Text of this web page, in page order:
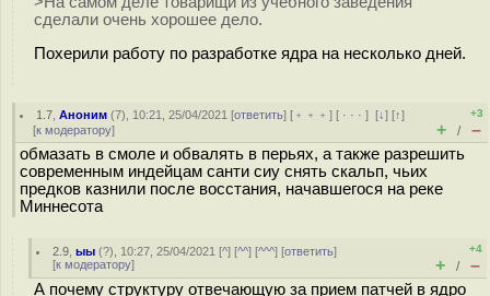
сделали очень хорошее дело.
Похерили работу по разработке ядра на несколько дней.
1.7 ,Аноним (7), 10:21, 25/04/2021 [ответить] [ ﹢﹢﹢] [ · · ·][↓] [↑]
[к модератору]
+3
+ / –
обмазать в смоле и обвалять в перьях, а также разрешить
современным индейцам санти сиу снять скальп, чьих
предков казнили после восстания, начавшегося на реке
Миннесота
2.9 ,ыы (?), 10:27, 25/04/2021 [^] [^^] [^^^] [ответить]
[к модератору]
+4
+ / –
А почему структуру отвечающую за прием патчей в ядро